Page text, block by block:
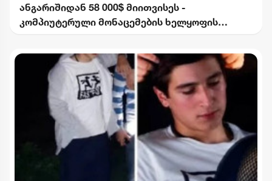
ანგარიშიდან 58 000$ მიითვისეს -
კომპიუტერული მონაცემების ხელყოფის
დევნა დაიწყო